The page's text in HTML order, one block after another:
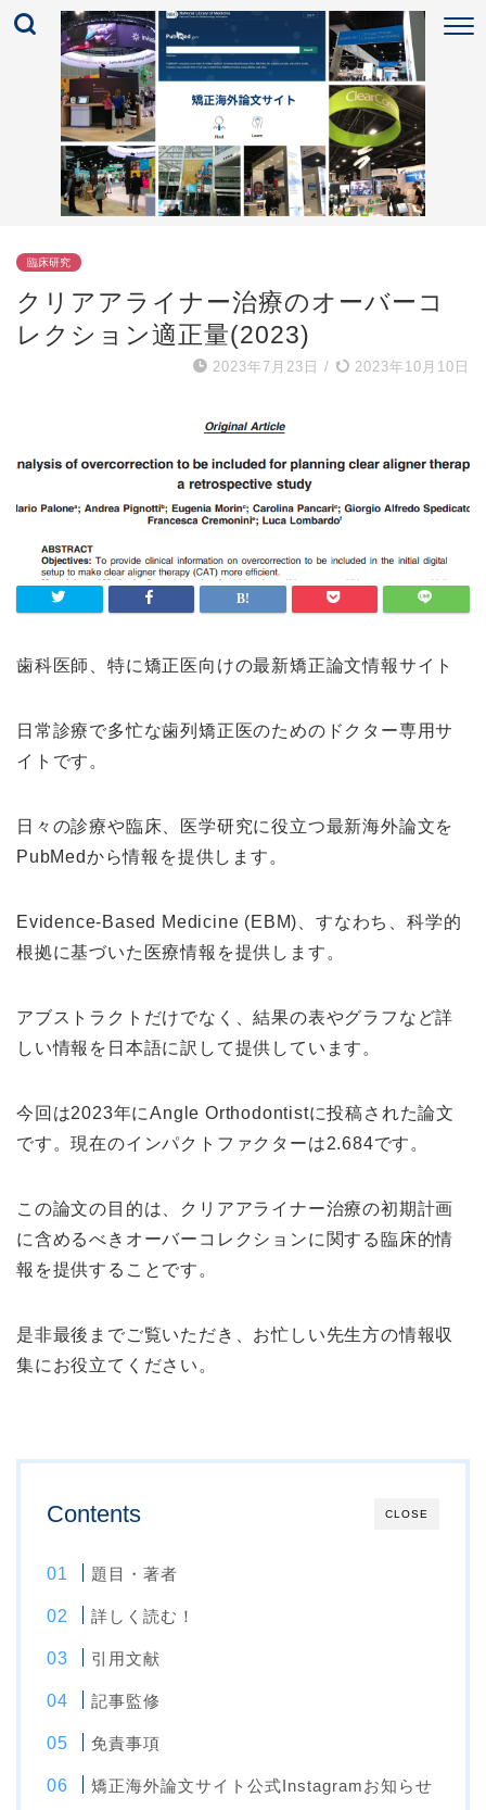
臨床研究
クリアアライナー治療のオーバーコ
レクション適正量(2023)
2023年7月23日 / 2023年10月10日
歯科医師、特に矯正医向けの最新矯正論文情報サイト
日常診療で多忙な歯列矯正医のためのドクター専用サ
イトです。
日々の診療や臨床、医学研究に役立つ最新海外論文を
PubMedから情報を提供します。
Evidence-Based Medicine (EBM)、すなわち、科学的
根拠に基づいた医療情報を提供します。
アブストラクトだけでなく、結果の表やグラフなど詳
しい情報を日本語に訳して提供しています。
今回は2023年にAngle Orthodontistに投稿された論文
です。現在のインパクトファクターは2.684です。
この論文の目的は、クリアアライナー治療の初期計画
に含めるべきオーバーコレクションに関する臨床的情
報を提供することです。
是非最後までご覧いただき、お忙しい先生方の情報収
集にお役立てください。
CLOSE
Contents
題目・著者
詳しく読む！
引用文献
記事監修
免責事項
矯正海外論文サイト公式Instagramお知らせ